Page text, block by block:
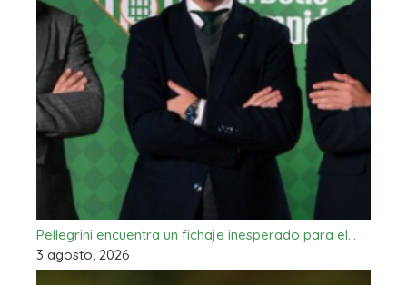
Pellegrini encuentra un fichaje inesperado para el…
3 agosto, 2026